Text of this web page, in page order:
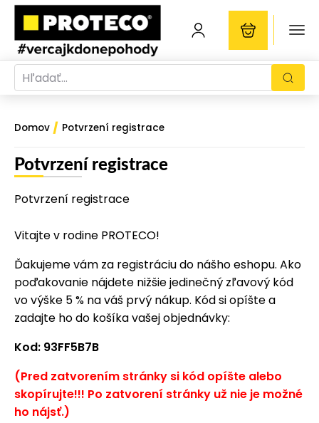
Domov / Potvrzení registrace
Potvrzení registrace
Potvrzení registrace
Vitajte v rodine PROTECO!
Ďakujeme vám za registráciu do nášho eshopu. Ako
poďakovanie nájdete nižšie jedinečný zľavový kód
vo výške 5 % na váš prvý nákup. Kód si opíšte a
zadajte ho do košíka vašej objednávky:
Kod: 93FF5B7B
(Pred zatvorením stránky si kód opíšte alebo
skopírujte!!! Po zatvorení stránky už nie je možné
ho nájsť.)